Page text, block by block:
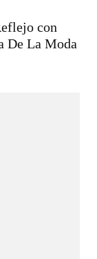
con
De La Moda